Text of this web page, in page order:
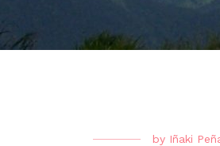
by Iñaki